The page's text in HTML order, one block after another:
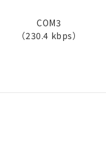
COM3
（230.4 kbps）